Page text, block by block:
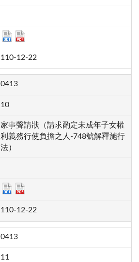
110-12-22
0413
10
家事聲請狀（請求酌定未成年子女權
利義務行使負擔之人-748號解釋施行
法）
110-12-22
0413
11